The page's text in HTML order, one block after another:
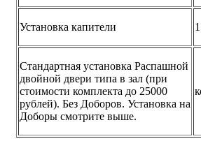
Установка капители
Стандартная установка Распашной
двойной двери типа в зал (при
стоимости комплекта до 25000
рублей). Без Доборов. Установка на
Доборы смотрите выше.